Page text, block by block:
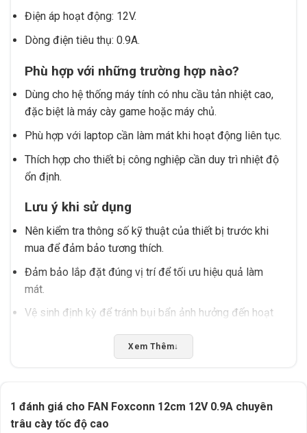
Điện áp hoạt động: 12V.
Dòng điện tiêu thụ: 0.9A.
Phù hợp với những trường hợp nào?
Dùng cho hệ thống máy tính có nhu cầu tản nhiệt cao,
đặc biệt là máy cày game hoặc máy chủ.
Phù hợp với laptop cần làm mát khi hoạt động liên tục.
Thích hợp cho thiết bị công nghiệp cần duy trì nhiệt độ
ổn định.
Lưu ý khi sử dụng
Nên kiểm tra thông số kỹ thuật của thiết bị trước khi
mua để đảm bảo tương thích.
Đảm bảo lắp đặt đúng vị trí để tối ưu hiệu quả làm
mát.
Vệ sinh định kỳ để tránh bụi bẩn ảnh hưởng đến hoạt
Nếu bạn đang tìm kiếm sản phẩm tản nhiệt chất lượng
cung cấp dịch vụ giao hàng/tư vấn tại Buôn Ma Thuột,
Đắk Lắk. Liên hệ ngay để được hỗ trợ tận tình!
Xem Thêm↓
1 đánh giá cho FAN Foxconn 12cm 12V 0.9A chuyên
trâu cày tốc độ cao